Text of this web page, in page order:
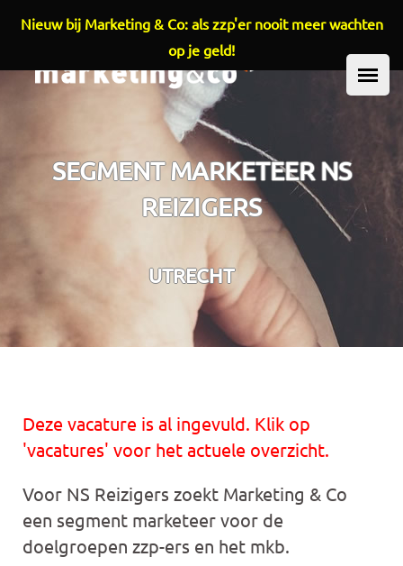
Overslaan en naar de inhoud gaan
HOOFDMENU
SEGMENT MARKETEER NS
REIZIGERS
UTRECHT
Deze vacature is al ingevuld. Klik op
'vacatures' voor het actuele overzicht.
Voor NS Reizigers zoekt Marketing & Co
een segment marketeer voor de
doelgroepen zzp-ers en het mkb.
Nieuw bij Marketing & Co: als zzp'er nooit meer wachten
op je geld!